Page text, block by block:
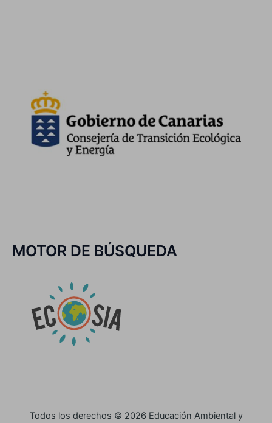
MOTOR DE BÚSQUEDA
Todos los derechos © 2026 Educación Ambiental y